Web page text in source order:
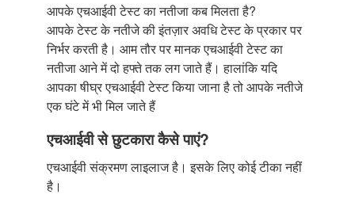
आपके एचआईवी टेस्ट का नतीजा कब मिलता है?
आपके टेस्ट के नतीजे की इंतज़ार अवधि टेस्ट के प्रकार पर
निर्भर करती है। आम तौर पर मानक एचआईवी टेस्ट का
नतीजा आने में दो हफ्ते तक लग जाते हैं। हालांकि यदि
आपका षीघ्र एचआईवी टेस्ट किया जाना है तो आपके नतीजे
एक घंटे में भी मिल जाते हैं
एचआईवी से छुटकारा कैसे पाएं?
एचआईवी संक्रमण लाइलाज है। इसके लिए कोई टीका नहीं
है।